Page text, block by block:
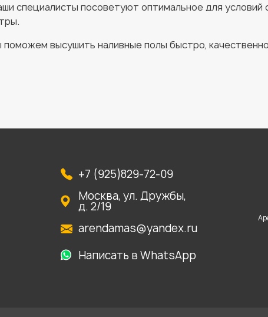
специалисты посоветуют оптимальное для условий
высушить наливные полы быстро,
+7 (925)829-72-09
Москва, ул. Дружбы,
д. 2/19
arendamas@yandex.ru
Написать в WhatsApp